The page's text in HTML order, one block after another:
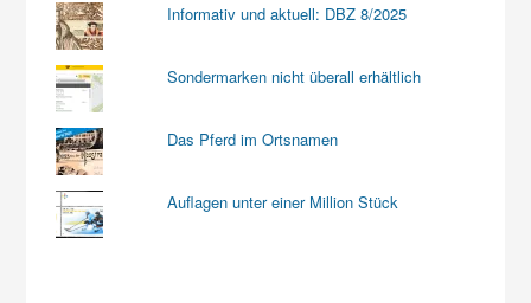
Informativ und aktuell: DBZ 8/2025
Sondermarken nicht überall erhältlich
Das Pferd im Ortsnamen
Auflagen unter einer Million Stück